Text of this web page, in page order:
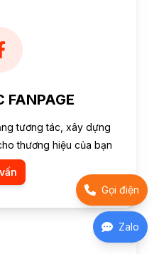
FANPAGE
tương tác, xây dựng
thương hiệu của bạn
Gọi điện
Zalo